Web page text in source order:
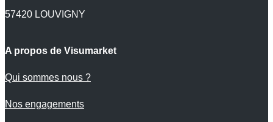
57420 LOUVIGNY
A propos de Visumarket
Qui sommes nous ?
Nos engagements